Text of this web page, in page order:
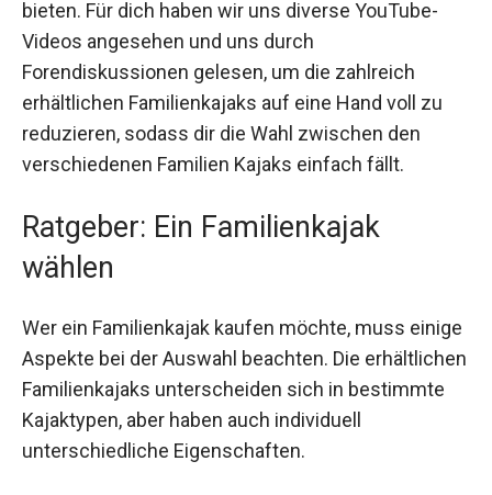
bieten. Für dich haben wir uns diverse YouTube-
Videos angesehen und uns durch
Forendiskussionen gelesen, um die zahlreich
erhältlichen Familienkajaks auf eine Hand voll zu
reduzieren, sodass dir die Wahl zwischen den
verschiedenen Familien Kajaks einfach fällt.
Ratgeber: Ein Familienkajak
wählen
Wer ein Familienkajak kaufen möchte, muss einige
Aspekte bei der Auswahl beachten. Die erhältlichen
Familienkajaks unterscheiden sich in bestimmte
Kajaktypen, aber haben auch individuell
unterschiedliche Eigenschaften.